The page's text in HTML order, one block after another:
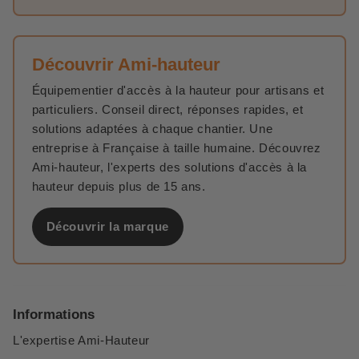
Découvrir Ami-hauteur
Équipementier d'accès à la hauteur pour artisans et
particuliers. Conseil direct, réponses rapides, et
solutions adaptées à chaque chantier. Une
entreprise à Française à taille humaine. Découvrez
Ami-hauteur, l'experts des solutions d'accès à la
hauteur depuis plus de 15 ans.
Découvrir la marque
Informations
L'expertise Ami-Hauteur